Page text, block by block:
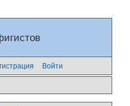
Войти